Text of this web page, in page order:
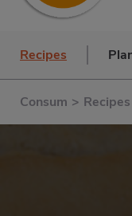
Recipes
Consum > Recipes